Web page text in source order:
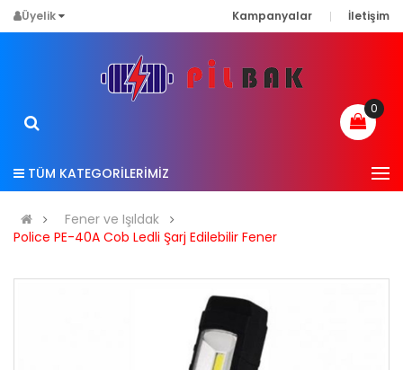
Üyelik Kampanyalar İletişim
0
TÜM KATEGORİLERİMİZ
Fener ve Işıldak
Police PE-40A Cob Ledli Şarj Edilebilir Fener